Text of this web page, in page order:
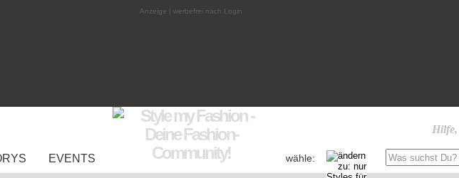
Anzeige | werbefrei nach Login
Hilfe,
EVENTS wähle: